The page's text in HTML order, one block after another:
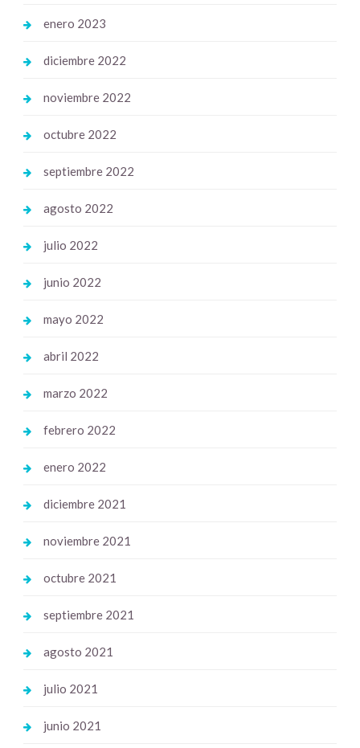
enero 2023
diciembre 2022
noviembre 2022
octubre 2022
septiembre 2022
agosto 2022
julio 2022
junio 2022
mayo 2022
abril 2022
marzo 2022
febrero 2022
enero 2022
diciembre 2021
noviembre 2021
octubre 2021
septiembre 2021
agosto 2021
julio 2021
junio 2021